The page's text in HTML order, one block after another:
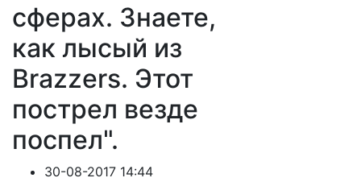
сферах. Знаете,
как лысый из
Brazzers. Этот
пострел везде
поспел".
30-08-2017 14:44